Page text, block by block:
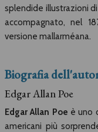
splendide illustrazioni
accompagnato, nel
versione mallarméana.
Biografia
Edgar Allan Poe
Edgar Allan Poe è uno
americani più